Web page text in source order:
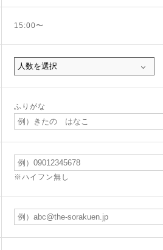
15:00〜
ふりがな
※ハイフン無し